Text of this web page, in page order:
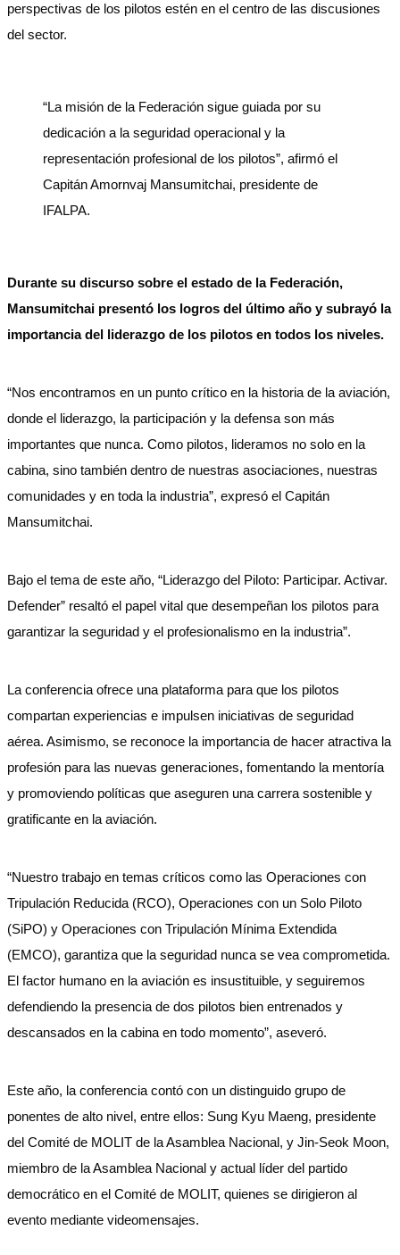
perspectivas de los pilotos estén en el centro de las discusiones
del sector.
“La misión de la Federación sigue guiada por su
dedicación a la seguridad operacional y la
representación profesional de los pilotos”, afirmó el
Capitán Amornvaj Mansumitchai, presidente de
IFALPA.
Durante su discurso sobre el estado de la Federación,
Mansumitchai presentó los logros del último año y subrayó la
importancia del liderazgo de los pilotos en todos los niveles.
“Nos encontramos en un punto crítico en la historia de la aviación,
donde el liderazgo, la participación y la defensa son más
importantes que nunca. Como pilotos, lideramos no solo en la
cabina, sino también dentro de nuestras asociaciones, nuestras
comunidades y en toda la industria”, expresó el Capitán
Mansumitchai.
Bajo el tema de este año, “Liderazgo del Piloto: Participar. Activar.
Defender” resaltó el papel vital que desempeñan los pilotos para
garantizar la seguridad y el profesionalismo en la industria”.
La conferencia ofrece una plataforma para que los pilotos
compartan experiencias e impulsen iniciativas de seguridad
aérea. Asimismo, se reconoce la importancia de hacer atractiva la
profesión para las nuevas generaciones, fomentando la mentoría
y promoviendo políticas que aseguren una carrera sostenible y
gratificante en la aviación.
“Nuestro trabajo en temas críticos como las Operaciones con
Tripulación Reducida (RCO), Operaciones con un Solo Piloto
(SiPO) y Operaciones con Tripulación Mínima Extendida
(EMCO), garantiza que la seguridad nunca se vea comprometida.
El factor humano en la aviación es insustituible, y seguiremos
defendiendo la presencia de dos pilotos bien entrenados y
descansados en la cabina en todo momento”, aseveró.
Este año, la conferencia contó con un distinguido grupo de
ponentes de alto nivel, entre ellos: Sung Kyu Maeng, presidente
del Comité de MOLIT de la Asamblea Nacional, y Jin-Seok Moon,
miembro de la Asamblea Nacional y actual líder del partido
democrático en el Comité de MOLIT, quienes se dirigieron al
evento mediante videomensajes.